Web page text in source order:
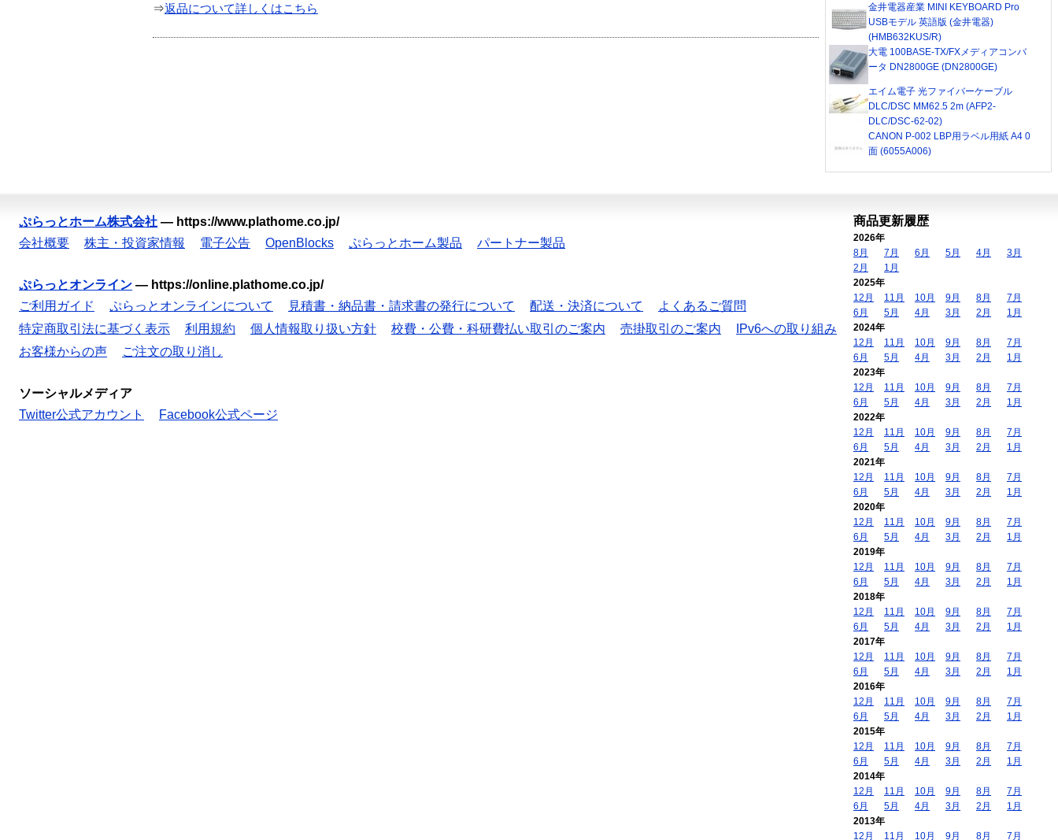
⇒返品について詳しくはこちら
金井電器産業 MINI KEYBOARD Pro
USBモデル 英語版 (金井電器)
(HMB632KUS/R)
大電 100BASE-TX/FXメディアコンバ
ータ DN2800GE (DN2800GE)
エイム電子 光ファイバーケーブル
DLC/DSC MM62.5 2m (AFP2-
DLC/DSC-62-02)
CANON P-002 LBP用ラベル用紙 A4 0
面 (6055A006)
ぷらっとホーム株式会社 — https://www.plathome.co.jp/
会社概要
株主・投資家情報 電子公告 OpenBlocks ぷらっとホーム製品 パートナー製品
ぷらっとオンライン — https://online.plathome.co.jp/
ご利用ガイド
ぷらっとオンラインについて 見積書・納品書・請求書の発行について 配送・決済について
よくあるご質問
特定商取引法に基づく表示
利用規約 個人情報取り扱い方針 校費・公費・科研費払い取引のご案内 売掛取引のご案内
IPv6への取り組み
お客様からの声
ご注文の取り消し
ソーシャルメディア
Twitter公式アカウント
Facebook公式ページ
商品更新履歴
2026年
8月
7月 6月 5月 4月
3月
2月
1月
2025年
12月
11月 10月 9月 8月
7月
6月
5月 4月 3月 2月
1月
2024年
12月
11月 10月 9月 8月
7月
6月
5月 4月 3月 2月
1月
2023年
12月
11月 10月 9月 8月
7月
6月
5月 4月 3月 2月
1月
2022年
12月
11月 10月 9月 8月
7月
6月
5月 4月 3月 2月
1月
2021年
12月
11月 10月 9月 8月
7月
6月
5月 4月 3月 2月
1月
2020年
12月
11月 10月 9月 8月
7月
6月
5月 4月 3月 2月
1月
2019年
12月
11月 10月 9月 8月
7月
6月
5月 4月 3月 2月
1月
2018年
12月
11月 10月 9月 8月
7月
6月
5月 4月 3月 2月
1月
2017年
12月
11月 10月 9月 8月
7月
6月
5月 4月 3月 2月
1月
2016年
12月
11月 10月 9月 8月
7月
6月
5月 4月 3月 2月
1月
2015年
12月
11月 10月 9月 8月
7月
6月
5月 4月 3月 2月
1月
2014年
12月
11月 10月 9月 8月
7月
6月
5月 4月 3月 2月
1月
2013年
12月
11月 10月 9月 8月 7月